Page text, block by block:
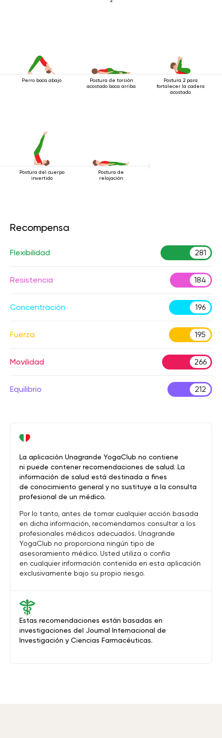
Perro boca abajo
Postura de torsión
acostado boca arriba
Postura 2 para
fortalecer la cadera
acostado
Postura del cuerpo
invertido
Postura de
relajación
Recompensa
Flexibilidad 281
Resistencia 184
Concentración 196
Fuerza 195
Movilidad 266
Equilibrio 212
Estas recomendaciones están basadas en
investigaciones del Journal Internacional de
Investigación y Ciencias Farmacéuticas.
La aplicación Unagrande YogaClub no contiene
ni puede contener recomendaciones de salud. La
información de salud está destinada a fines
de conocimiento general y no sustituye a la consulta
profesional de un médico.
Por lo tanto, antes de tomar cualquier acción basada
en dicha información, recomendamos consultar a los
profesionales médicos adecuados. Unagrande
YogaClub no proporciona ningún tipo de
asesoramiento médico. Usted utiliza o confía
en cualquier información contenida en esta aplicación
exclusivamente bajo su propio riesgo.